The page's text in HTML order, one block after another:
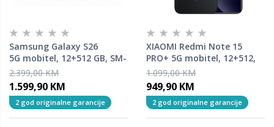
Samsung Galaxy S26
5G mobitel, 12+512 GB, SM-
S942BLBHEUC, Sky Blue
2.399,00 KM
1.599,90 KM
2 god originalne garancije
XIAOMI Redmi Note 15
PRO+ 5G mobitel, 12+512,
Black
1.099,00 KM
949,90 KM
2 god originalne garancije